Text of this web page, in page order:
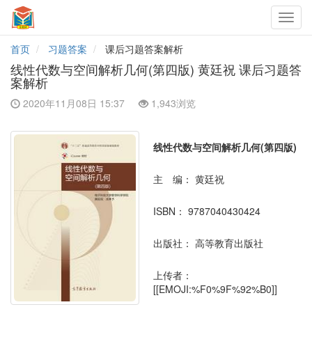
首页
习题答案 课后习题答案解析
线性代数与空间解析几何(第四版) 黄廷祝 课后习题答
案解析
2020年11月08日 15:37 1,943浏览
线性代数与空间解析几何(第四版)
主 编： 黄廷祝
ISBN： 9787040430424
出版社： 高等教育出版社
上传者：
[[EMOJI:%F0%9F%92%B0]]